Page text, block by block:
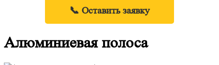
📞 Оставить заявку
Алюминиевая полоса